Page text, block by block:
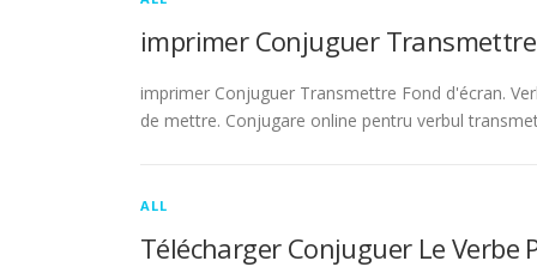
imprimer Conjuguer
imprimer Conjuguer Transmettre Fond d'écran.
de mettre. Conjugare online pentru verbul
ALL
Télécharger Conjuguer Le Verbe